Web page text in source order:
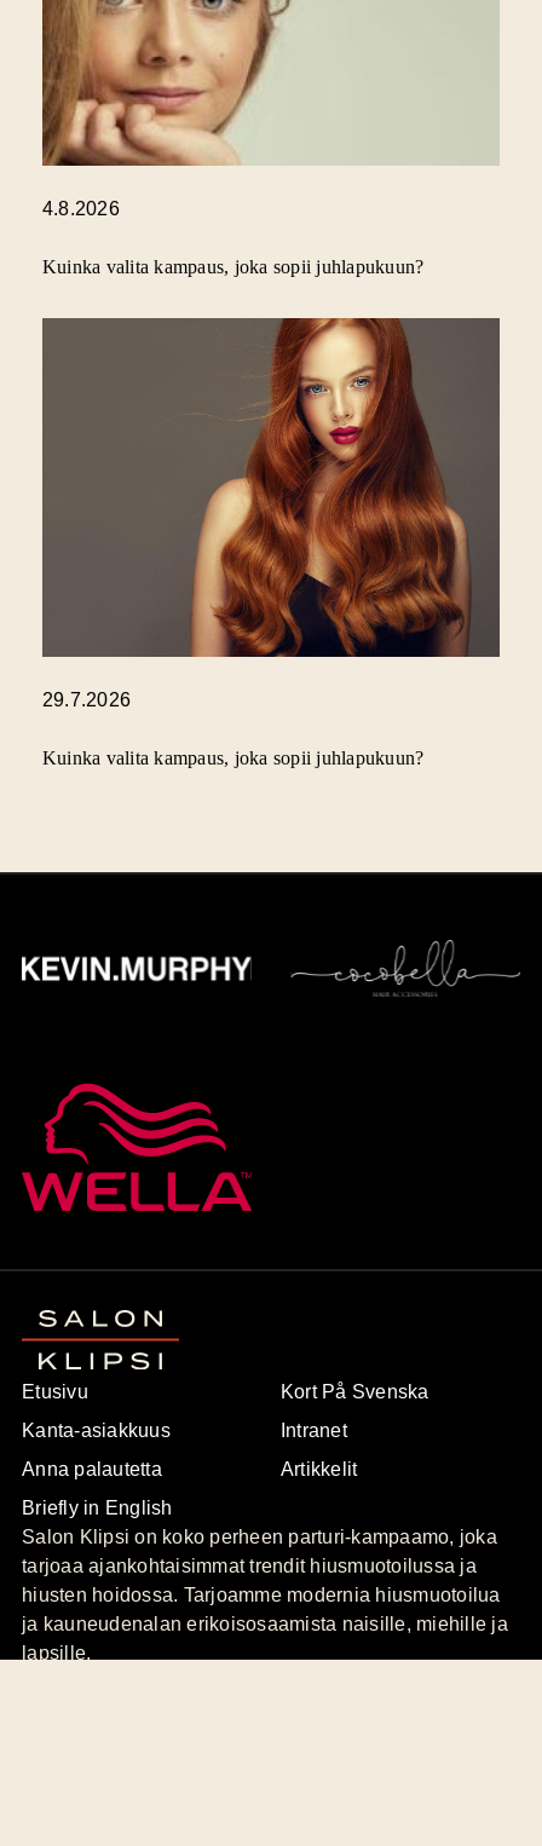
4.8.2026
Kuinka valita kampaus, joka sopii juhlapukuun?
29.7.2026
Kuinka valita kampaus, joka sopii juhlapukuun?
Etusivu
Kanta-asiakkuus
Anna palautetta
Briefly in English
Kort På Svenska
Intranet
Artikkelit
Salon Klipsi on koko perheen parturi-kampaamo, joka
tarjoaa ajankohtaisimmat trendit hiusmuotoilussa ja
hiusten hoidossa. Tarjoamme modernia hiusmuotoilua
ja kauneudenalan erikoisosaamista naisille, miehille ja
lapsille.